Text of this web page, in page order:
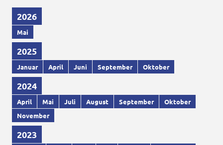
2026
Mai
2025
Januar April Juni September Oktober
2024
April Mai Juli August September
Oktober
November
2023